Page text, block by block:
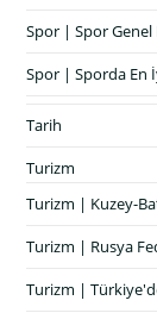
Spor | Spor
Spor | Sporda En
Tarih
Turizm
Turizm | Kuzey-
Turizm | Rusya
Turizm |